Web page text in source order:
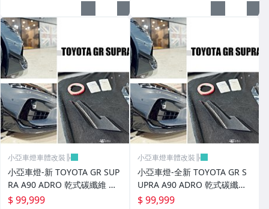
小亞車燈車體改裝╠
小亞車燈-新 TOYOTA GR SUP
RA A90 ADRO 乾式碳纖維 前
保桿風刀 前保 風刀
$ 99,999
小亞車燈車體改裝╠
小亞車燈-全新 TOYOTA GR S
UPRA A90 ADRO 乾式碳纖維
前保桿風刀 前保 風刀
$ 99,999